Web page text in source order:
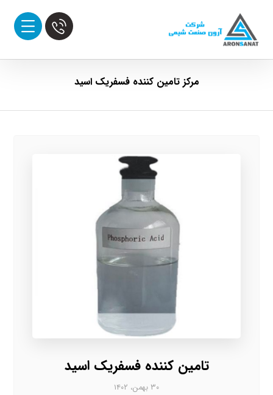
مرکز تامین کننده فسفریک اسید
تامین کننده فسفریک اسید
۳۰ بهمن، ۱۴۰۲